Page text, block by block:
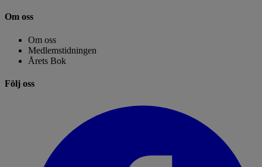
Om oss
Om oss
Medlemstidningen
Årets Bok
Följ oss